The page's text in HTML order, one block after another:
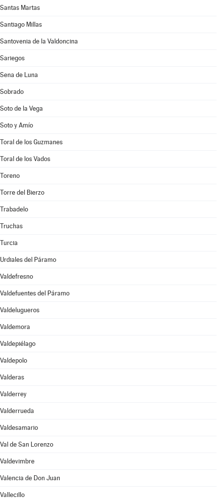
Santas Martas
Santiago Millas
Santovenia de la Valdoncina
Sariegos
Sena de Luna
Sobrado
Soto de la Vega
Soto y Amío
Toral de los Guzmanes
Toral de los Vados
Toreno
Torre del Bierzo
Trabadelo
Truchas
Turcia
Urdiales del Páramo
Valdefresno
Valdefuentes del Páramo
Valdelugueros
Valdemora
Valdepiélago
Valdepolo
Valderas
Valderrey
Valderrueda
Valdesamario
Val de San Lorenzo
Valdevimbre
Valencia de Don Juan
Vallecillo